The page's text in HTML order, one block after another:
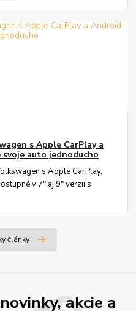
s Apple CarPlay a
auto jednoducho
s Apple CarPlay,
v 7" aj 9" verzii s
články
akcie a